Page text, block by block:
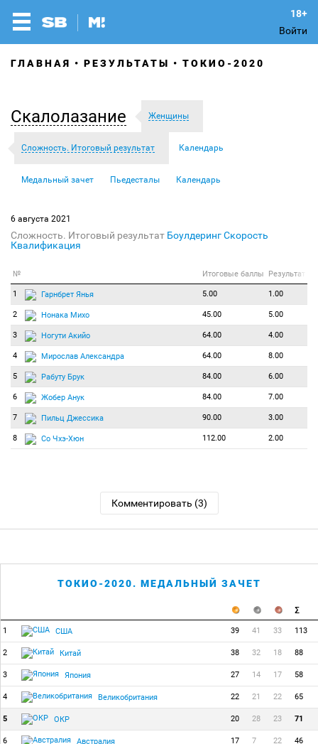
Войти
ГЛАВНАЯ РЕЗУЛЬТАТЫ ТОКИО-2020
Скалолазание Женщины
Сложность. Итоговый результат Календарь
Медальный зачет Пьедесталы Календарь
6 августа 2021
Сложность. Итоговый результат БоулдерингСкорость
Квалификация
№ Итоговые баллы Результат
1 Гарнбрет Янья 5.00 1.00
2 Нонака Михо 45.00 5.00
3 Ногути Акийо 64.00 4.00
4 Мирослав Александра 64.00 8.00
5 Рабуту Брук 84.00 6.00
6 Жобер Анук 84.00 7.00
7 Пильц Джессика 90.00 3.00
8 Со Чхэ-Хюн 112.00 2.00
Комментировать (3)
ТОКИО-2020. МЕДАЛЬНЫЙ ЗАЧЕТ
1 США 39 41 33 113
2 Китай 38 32 18 88
3 Япония 27 14 17 58
4 Великобритания 22 21 22 65
5 ОКР 20 28 23 71
6 Австралия 17 7 22 46